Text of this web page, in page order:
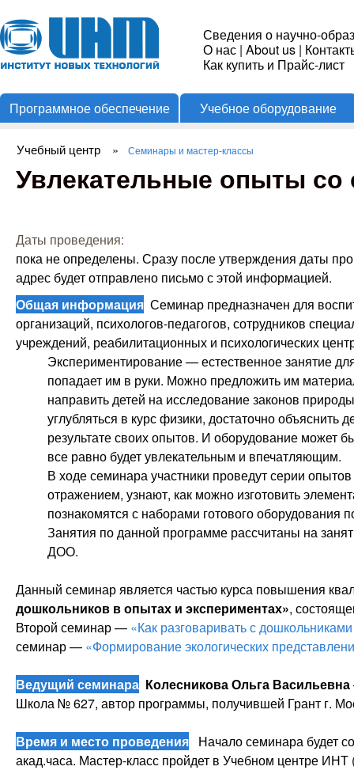
Институт
Новых
Технологий
Сведения о научно-
О нас | About us |
Как купить и Прайс-лист
Программное обеспечение Учебное оборудование
Вы здесь
Учебный центр » Семинары и мастер-классы
Увлекательные опыты со
Даты проведения:
пока не определены. Сразу после утверждения даты
адрес будет отправлено письмо с этой информацией.
Общая информация Семинар предназначен для
организаций, психологов-педагогов, сотрудников
учреждений, реабилитационных и психологических
Экспериментирование — естественное занятие
попадает им в руки. Можно предложить им
направить детей на исследование законов
углубляться в курс физики, достаточно
результате своих опытов. И оборудование может
все равно будет увлекательным и впечатляющим.
В ходе семинара участники проведут серии
отражением, узнают, как можно изготовить
познакомятся с наборами готового оборудования
Занятия по данной программе рассчитаны на
ДОО.
Данный семинар является частью курса повышения
дошкольников в опытах и экспериментах»,
Второй семинар — «Как разговаривать с
семинар — «Формирование экологических
Ведущий семинара Колесникова Ольга Васильевна
Школа № 627, автор программы, получившей Грант г.
Время и место проведения Начало семинара будет
акад.часа. Мастер-класс пройдет в Учебном центре